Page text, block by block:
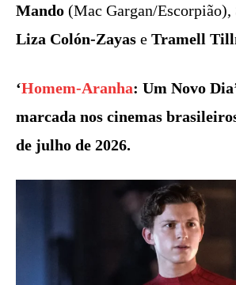
Mando (Mac Gargan/Escorpião),
Liza Colón-Zayas e Tramell
‘Homem-Aranha: Um Novo
marcada nos cinemas
de julho de 2026.